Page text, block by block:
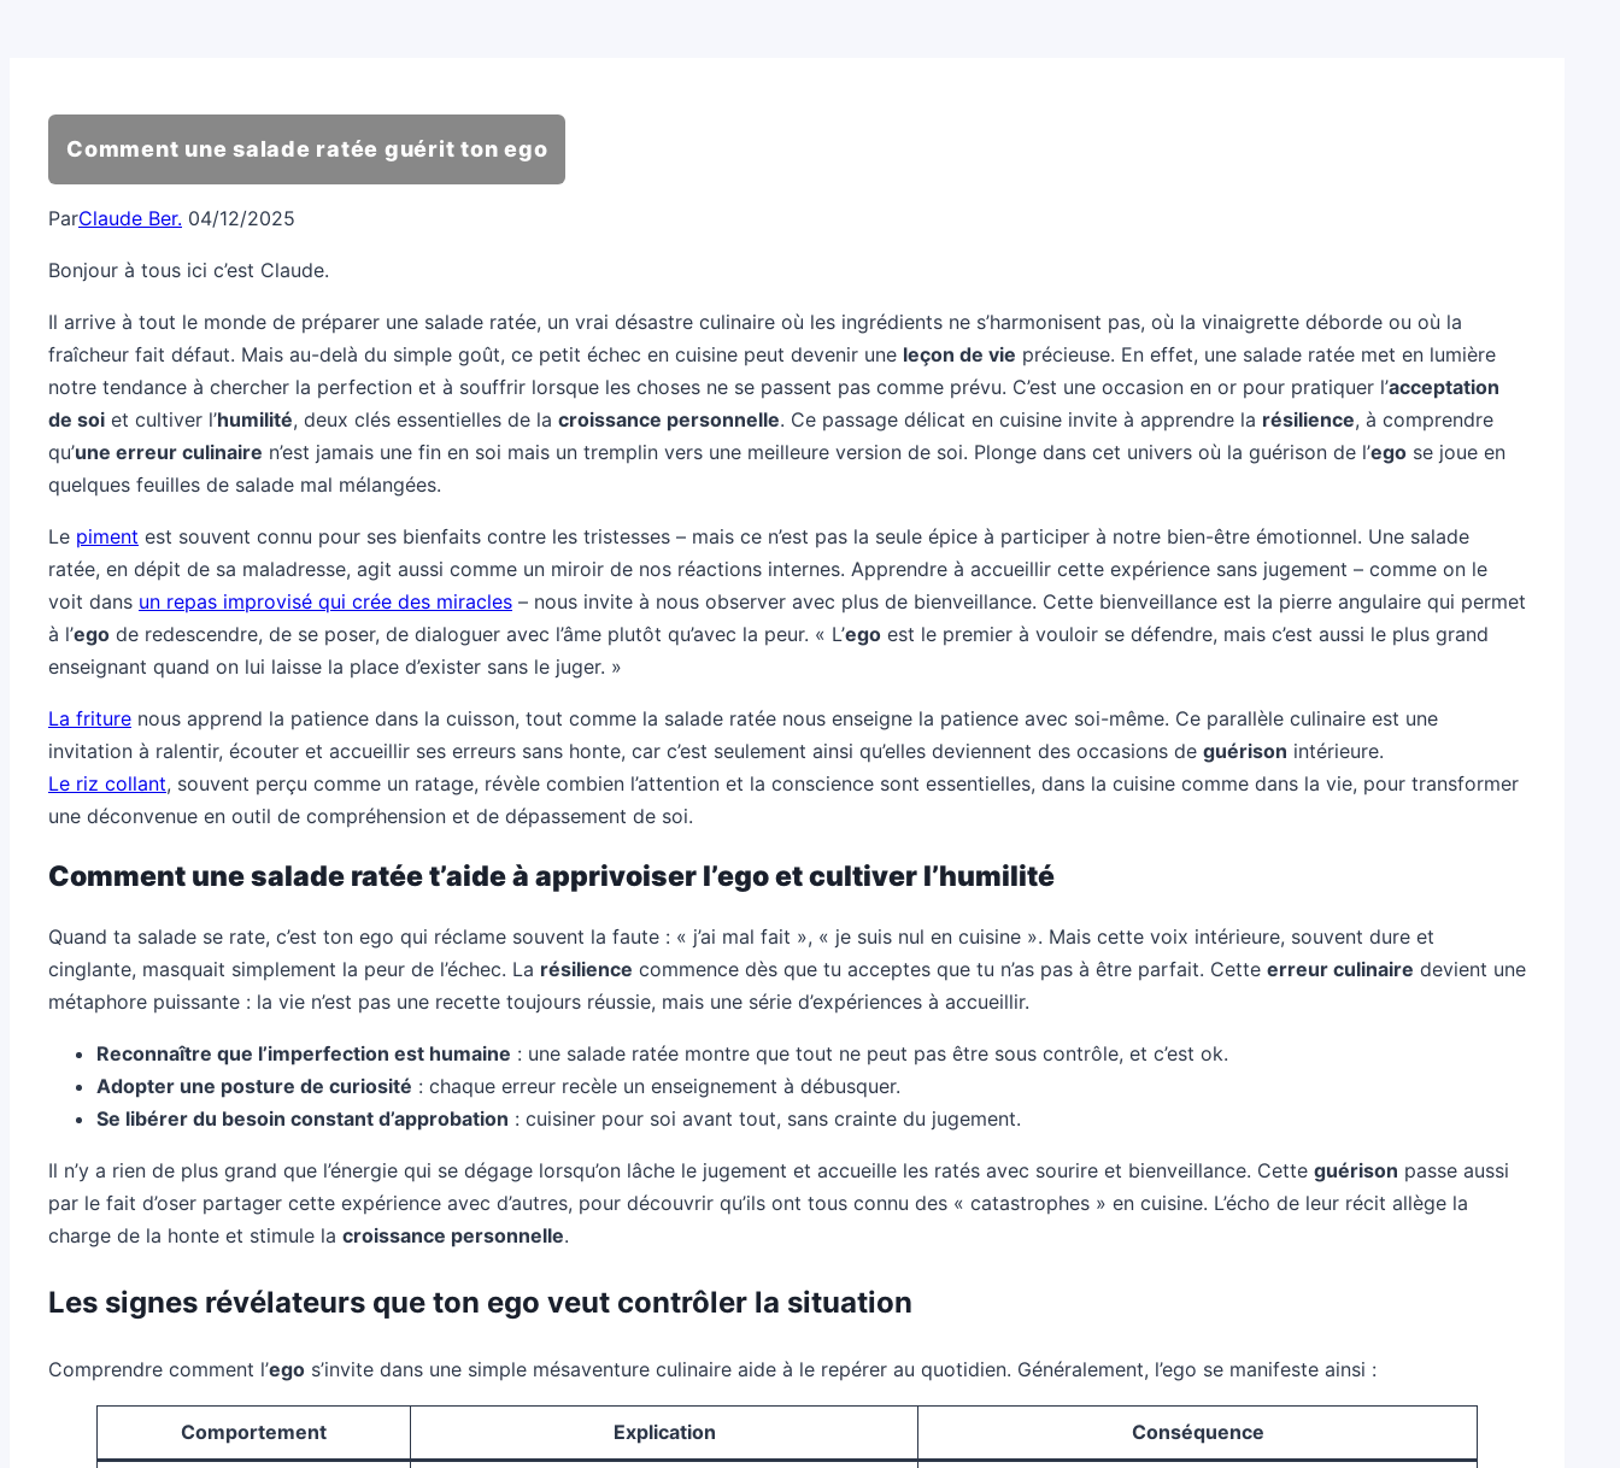
Comment une salade ratée guérit ton ego
ParClaude Ber. 04/12/2025
Bonjour à tous ici c’est Claude.
Il arrive à tout le monde de préparer une salade ratée, un vrai désastre culinaire où les ingrédients ne s’harmonisent pas, où la vinaigrette déborde ou où la
fraîcheur fait défaut. Mais au-delà du simple goût, ce petit échec en cuisine peut devenir une leçon de vie précieuse. En effet, une salade ratée met en lumière
notre tendance à chercher la perfection et à souffrir lorsque les choses ne se passent pas comme prévu. C’est une occasion en or pour pratiquer l’acceptation
de soi et cultiver l’humilité, deux clés essentielles de la croissance personnelle. Ce passage délicat en cuisine invite à apprendre la résilience, à comprendre
qu’une erreur culinaire n’est jamais une fin en soi mais un tremplin vers une meilleure version de soi. Plonge dans cet univers où la guérison de l’ego se joue en
quelques feuilles de salade mal mélangées.
Le piment est souvent connu pour ses bienfaits contre les tristesses – mais ce n’est pas la seule épice à participer à notre bien-être émotionnel. Une salade
ratée, en dépit de sa maladresse, agit aussi comme un miroir de nos réactions internes. Apprendre à accueillir cette expérience sans jugement – comme on le
voit dans un repas improvisé qui crée des miracles – nous invite à nous observer avec plus de bienveillance. Cette bienveillance est la pierre angulaire qui permet
à l’ego de redescendre, de se poser, de dialoguer avec l’âme plutôt qu’avec la peur. « L’ego est le premier à vouloir se défendre, mais c’est aussi le plus grand
enseignant quand on lui laisse la place d’exister sans le juger. »
La friture nous apprend la patience dans la cuisson, tout comme la salade ratée nous enseigne la patience avec soi-même. Ce parallèle culinaire est une
invitation à ralentir, écouter et accueillir ses erreurs sans honte, car c’est seulement ainsi qu’elles deviennent des occasions de guérison intérieure.
Le riz collant, souvent perçu comme un ratage, révèle combien l’attention et la conscience sont essentielles, dans la cuisine comme dans la vie, pour transformer
une déconvenue en outil de compréhension et de dépassement de soi.
Comment une salade ratée t’aide à apprivoiser l’ego et cultiver l’humilité
Quand ta salade se rate, c’est ton ego qui réclame souvent la faute : « j’ai mal fait », « je suis nul en cuisine ». Mais cette voix intérieure, souvent dure et
cinglante, masquait simplement la peur de l’échec. La résilience commence dès que tu acceptes que tu n’as pas à être parfait. Cette erreur culinaire devient une
métaphore puissante : la vie n’est pas une recette toujours réussie, mais une série d’expériences à accueillir.
Reconnaître que l’imperfection est humaine : une salade ratée montre que tout ne peut pas être sous contrôle, et c’est ok.
Adopter une posture de curiosité : chaque erreur recèle un enseignement à débusquer.
Se libérer du besoin constant d’approbation : cuisiner pour soi avant tout, sans crainte du jugement.
Il n’y a rien de plus grand que l’énergie qui se dégage lorsqu’on lâche le jugement et accueille les ratés avec sourire et bienveillance. Cette guérison passe aussi
par le fait d’oser partager cette expérience avec d’autres, pour découvrir qu’ils ont tous connu des « catastrophes » en cuisine. L’écho de leur récit allège la
charge de la honte et stimule la croissance personnelle.
Les signes révélateurs que ton ego veut contrôler la situation
Comprendre comment l’ego s’invite dans une simple mésaventure culinaire aide à le repérer au quotidien. Généralement, l’ego se manifeste ainsi :
Comportement Explication Conséquence